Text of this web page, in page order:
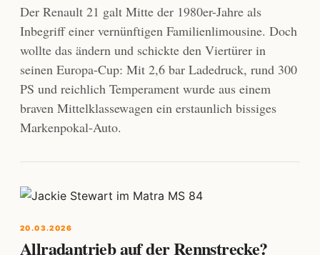
Der Renault 21 galt Mitte der 1980er-Jahre als
Inbegriff einer vernünftigen Familienlimousine. Doch
wollte das ändern und schickte den Viertürer in
seinen Europa-Cup: Mit 2,6 bar Ladedruck, rund 300
PS und reichlich Temperament wurde aus einem
braven Mittelklassewagen ein erstaunlich bissiges
Markenpokal-Auto.
20.03.2026
Allradantrieb auf der Rennstrecke?